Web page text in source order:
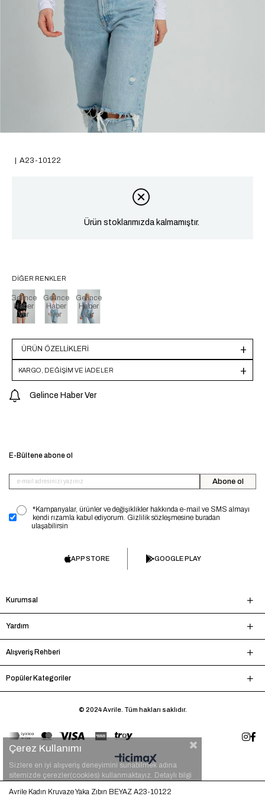
A23-10122
Ürün stoklarımızda kalmamıştır.
DIĞER RENKLER
Gelince
Haber
Ver
Gelince
Haber
Ver
Gelince
Haber
Ver
ÜRÜN ÖZELLIKLERI
KARGO, DEĞİŞİM VE İADELER
Gelince Haber Ver
Avrile Kadın Kruvaze Yaka Zıbın BEYAZ A23-10122
E-Bültene abone ol
Abone ol
*Kampanyalar, ürünler ve değişiklikler hakkında e-mail ve SMS almayı
kendi rızamla kabul ediyorum. Gizlilik sözleşmesine buradan
ulaşabilirsin
APP STORE GOOGLE PLAY
Kurumsal
Yardım
Alışveriş Rehberi
Popüler Kategoriler
© 2024 Avrile. Tüm hakları saklıdır.
Çerez Kullanımı
Sizlere en iyi alışveriş deneyimini sunabilmek adına
sitemizde çerezler(cookies) kullanmaktayız. Detaylı bilgi